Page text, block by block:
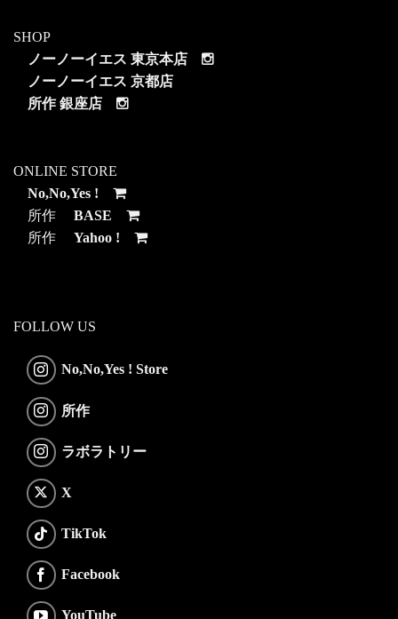
SHOP
ノーノーイエス 東京本店
ノーノーイエス 京都店
所作 銀座店
ONLINE STORE
No,No,Yes !
所作 BASE
所作 Yahoo !
FOLLOW US
No,No,Yes ! Store
所作
ラボラトリー
X
TikTok
Facebook
YouTube